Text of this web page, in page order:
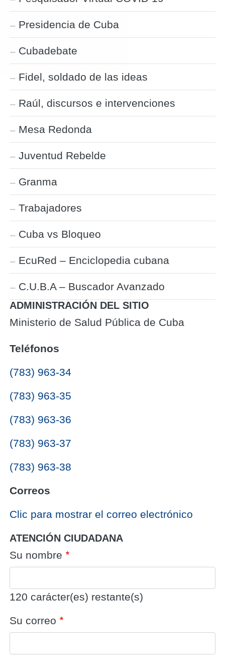
Presidencia de Cuba
Cubadebate
Fidel, soldado de las ideas
Raúl, discursos e intervenciones
Mesa Redonda
Juventud Rebelde
Granma
Trabajadores
Cuba vs Bloqueo
EcuRed – Enciclopedia cubana
C.U.B.A – Buscador Avanzado
ADMINISTRACIÓN DEL SITIO
Ministerio de Salud Pública de Cuba
Teléfonos
(783) 963-34
(783) 963-35
(783) 963-36
(783) 963-37
(783) 963-38
Correos
‎Clic para mostrar el correo electrónico
ATENCIÓN CIUDADANA
Su nombre
120 carácter(es) restante(s)
Su correo